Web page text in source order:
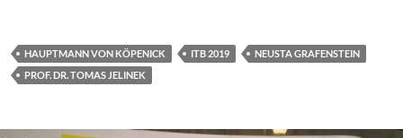
HAUPTMANN VON KÖPENICK ITB 2019
NEUSTA GRAFENSTEIN
PROF. DR. TOMAS JELINEK